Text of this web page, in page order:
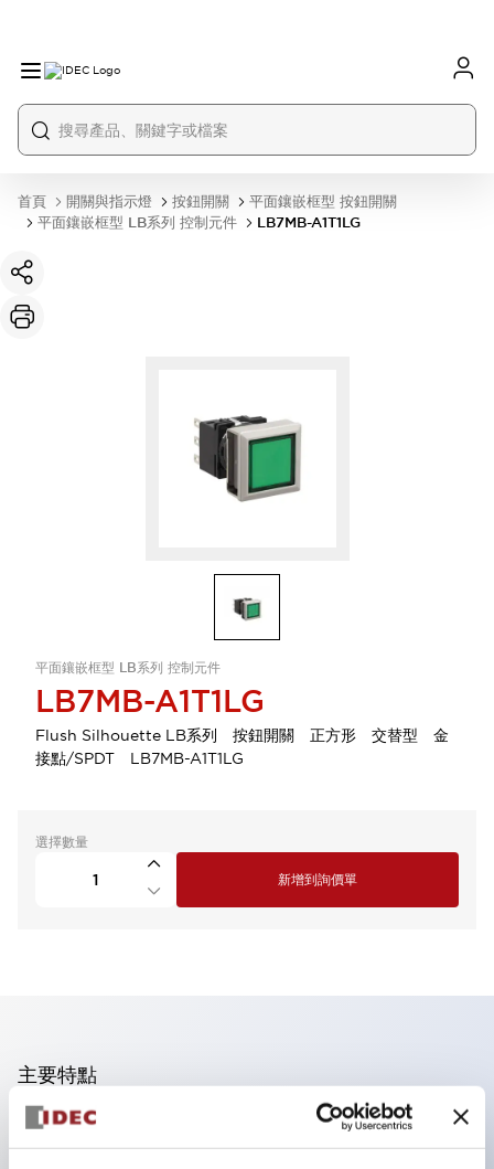
首頁 開關與指示燈 按鈕開關
平面鑲嵌框型 按鈕開關
平面鑲嵌框型 LB系列 控制元件
LB7MB-A1T1LG
平面鑲嵌框型 LB系列 控制元件
LB7MB-A1T1LG
Flush Silhouette LB系列 按鈕開關 正方形 交替型 金
接點/SPDT LB7MB-A1T1LG
選擇數量
新增到詢價單
主要特點
操作面板的凹凸減少，呈現銳利感。